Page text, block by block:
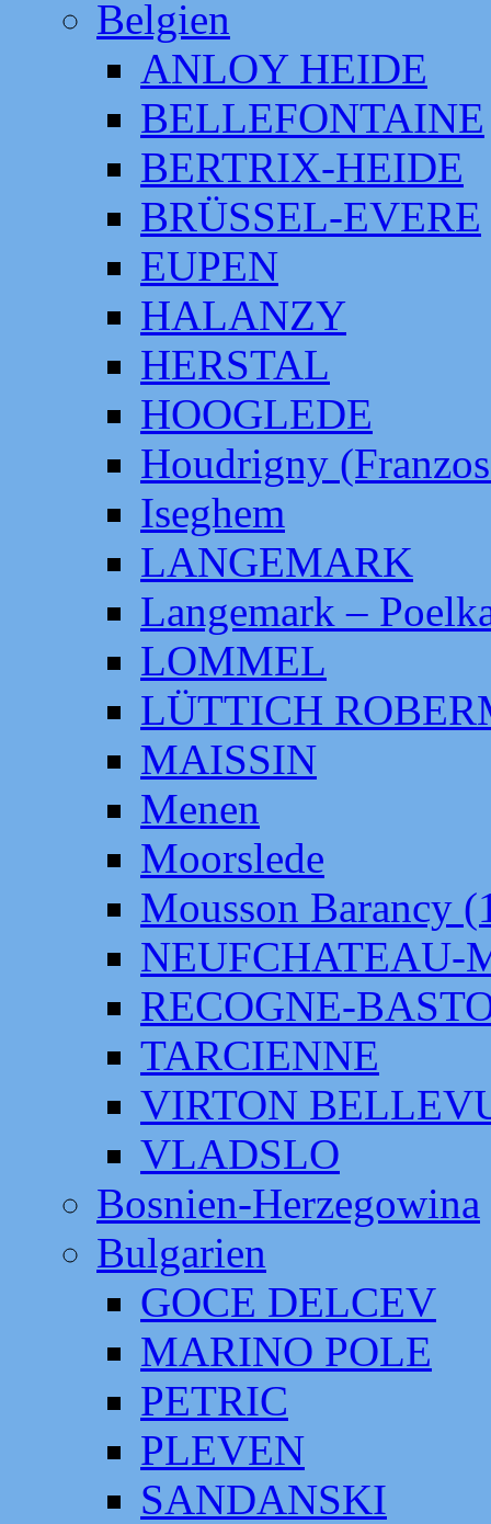
Belgien
ANLOY HEIDE
BELLEFONTAINE
BERTRIX-HEIDE
BRÜSSEL-EVERE
EUPEN
HALANZY
HERSTAL
HOOGLEDE
Houdrigny
Iseghem
LANGEMARK
Langemark –
LOMMEL
LÜTTICH
MAISSIN
Menen
Moorslede
Mousson Barancy
NEUFCHATEAU-
RECOGNE-
TARCIENNE
VIRTON
VLADSLO
Bosnien-Herzegowina
Bulgarien
GOCE DELCEV
MARINO POLE
PETRIC
PLEVEN
SANDANSKI